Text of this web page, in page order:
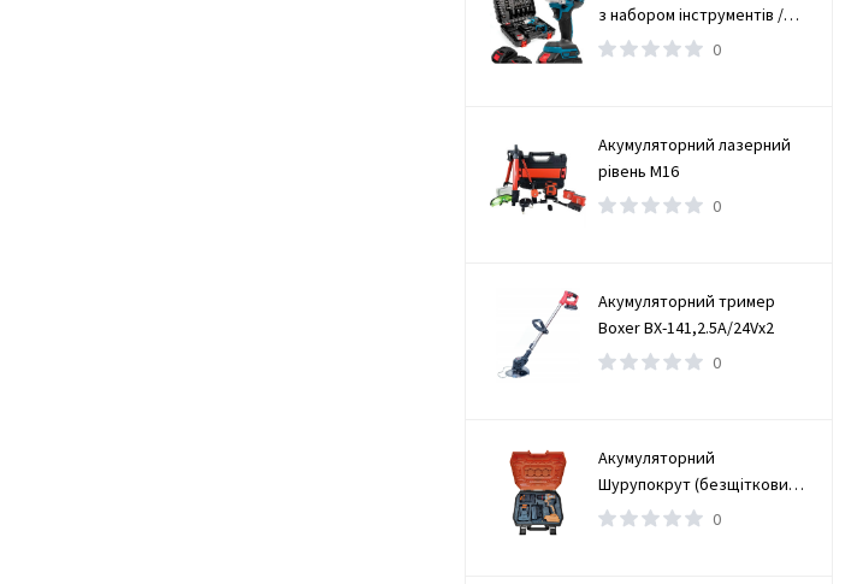
з набором інструментів /
Безщітковий гайковерт 2
0
Акумуляторний лазерний
рівень М16
0
Акумуляторний тример
Boxer BX-141,2.5А/24Vx2
0
Акумуляторний
Шурупокрут (безщітковий)
(TAOE-CD34N)
0